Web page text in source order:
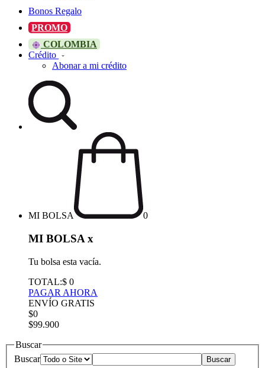
Bonos Regalo
PROMO
COLOMBIA
Crédito
Abonar a mi crédito
MI BOLSA 0
MI BOLSA x
Tu bolsa esta vacía.
TOTAL:$ 0
PAGAR AHORA
ENVÍO GRATIS
$0
$99.900
Buscar
Buscar